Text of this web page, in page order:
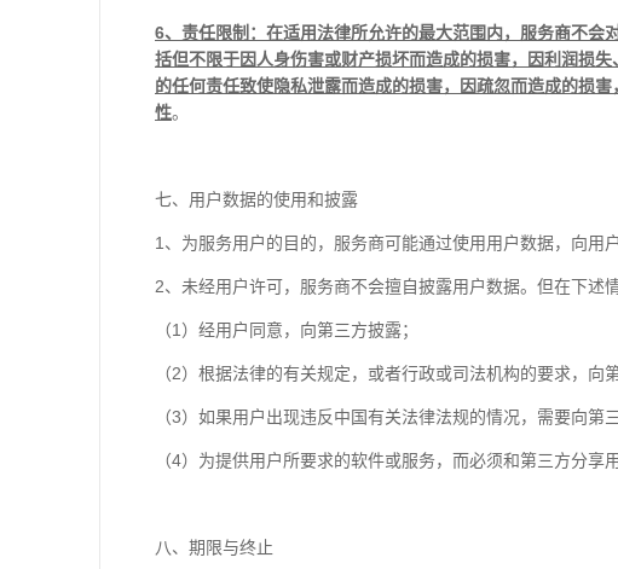
6、责任限制：在适用法律所允许的最大范围内，服务商不会
括但不限于因人身伤害或财产损坏而造成的损害，因利润损
的任何责任致使隐私泄露而造成的损害，因疏忽而造成的损
性。
七、用户数据的使用和披露
1、为服务用户的目的，服务商可能通过使用用户数据，向用
2、未经用户许可，服务商不会擅自披露用户数据。但在下述
（1）经用户同意，向第三方披露；
（2）根据法律的有关规定，或者行政或司法机构的要求，向
（3）如果用户出现违反中国有关法律法规的情况，需要向第
（4）为提供用户所要求的软件或服务，而必须和第三方分享
八、期限与终止